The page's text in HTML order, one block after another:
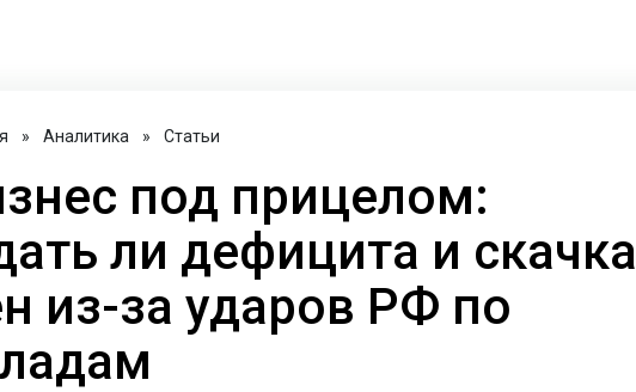
» Аналитика » Статьи
под прицелом:
ли дефицита и скачка
из-за ударов РФ по